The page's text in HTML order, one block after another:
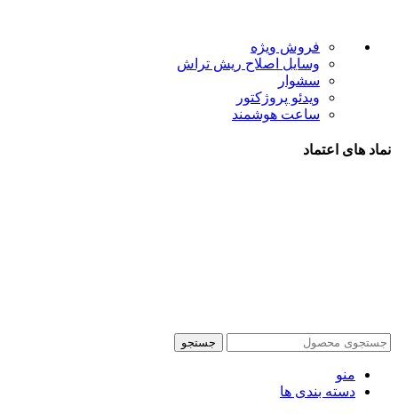
فروش ویژه
وسایل اصلاح ریش تراش
سشوار
ویدئو پروژکتور
ساعت هوشمند
نماد های اعتماد
جستجو
منو
دسته بندی ها